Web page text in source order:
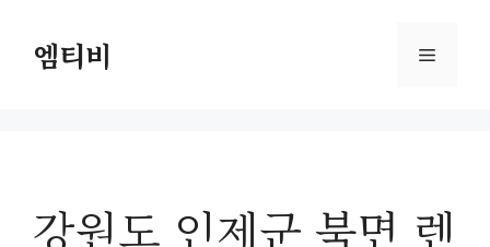
엠티비 메
강원도 인제군 북면 렌